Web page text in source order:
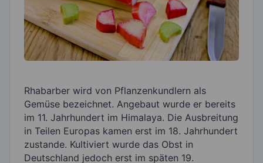
Rhabarber wird von Pflanzenkundlern als
Gemüse bezeichnet. Angebaut wurde er bereits
im 11. Jahrhundert im Himalaya. Die Ausbreitung
in Teilen Europas kamen erst im 18. Jahrhundert
zustande. Kultiviert wurde das Obst in
Deutschland jedoch erst im späten 19.